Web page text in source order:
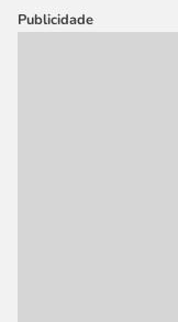
Publicidade